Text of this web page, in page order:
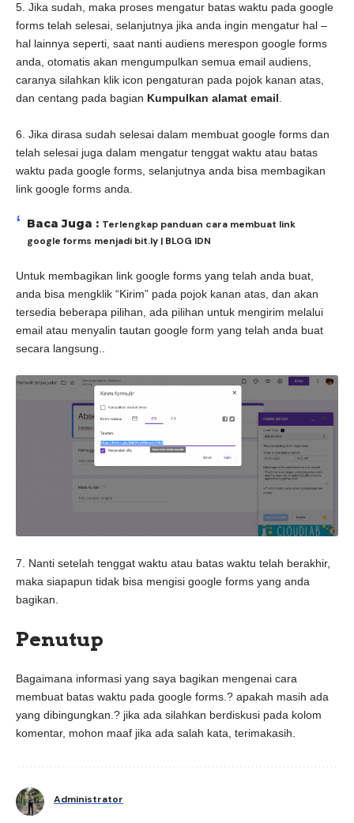
5. Jika sudah, maka proses mengatur batas waktu pada google
forms telah selesai, selanjutnya jika anda ingin mengatur hal –
hal lainnya seperti, saat nanti audiens merespon google forms
anda, otomatis akan mengumpulkan semua email audiens,
caranya silahkan klik icon pengaturan pada pojok kanan atas,
dan centang pada bagian Kumpulkan alamat email.
6. Jika dirasa sudah selesai dalam membuat google forms dan
telah selesai juga dalam mengatur tenggat waktu atau batas
waktu pada google forms, selanjutnya anda bisa membagikan
link google forms anda.
Baca Juga : Terlengkap panduan cara membuat link
google forms menjadi bit.ly | BLOG IDN
Untuk membagikan link google forms yang telah anda buat,
anda bisa mengklik “Kirim” pada pojok kanan atas, dan akan
tersedia beberapa pilihan, ada pilihan untuk mengirim melalui
email atau menyalin tautan google form yang telah anda buat
secara langsung..
7. Nanti setelah tenggat waktu atau batas waktu telah berakhir,
maka siapapun tidak bisa mengisi google forms yang anda
bagikan.
Penutup
Bagaimana informasi yang saya bagikan mengenai cara
membuat batas waktu pada google forms.? apakah masih ada
yang dibingungkan.? jika ada silahkan berdiskusi pada kolom
komentar, mohon maaf jika ada salah kata, terimakasih.
Administrator